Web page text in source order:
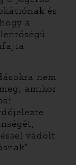
és
a
nem
amikor
vádolt